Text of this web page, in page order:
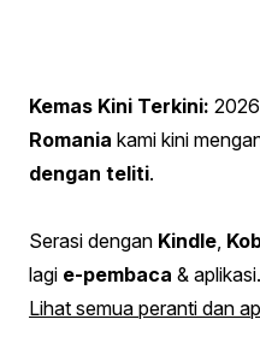
Kemas Kini Terkini:
Romania kami kini
dengan teliti.
Serasi dengan Kindle
lagi e-pembaca & aplikasi.
Lihat semua peranti dan